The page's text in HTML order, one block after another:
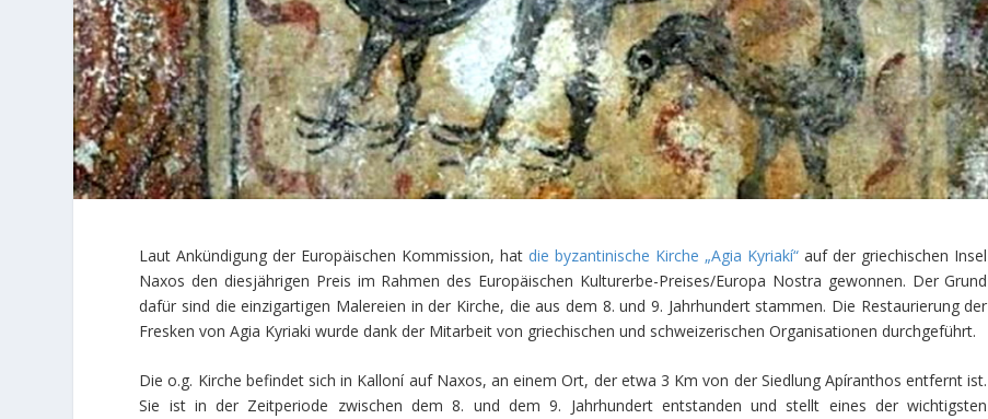
Laut Ankündigung der Europäischen Kommission, hat die byzantinische Kirche „Agia Kyriakí“ auf der griechischen Insel
Naxos den diesjährigen Preis im Rahmen des Europäischen Kulturerbe-Preises/Europa Nostra gewonnen. Der Grund
dafür sind die einzigartigen Malereien in der Kirche, die aus dem 8. und 9. Jahrhundert stammen. Die Restaurierung der
Fresken von Agia Kyriaki wurde dank der Mitarbeit von griechischen und schweizerischen Organisationen durchgeführt.
Die o.g. Kirche befindet sich in Kalloní auf Naxos, an einem Ort, der etwa 3 Km von der Siedlung Apíranthos entfernt ist.
Sie ist in der Zeitperiode zwischen dem 8. und dem 9. Jahrhundert entstanden und stellt eines der wichtigsten